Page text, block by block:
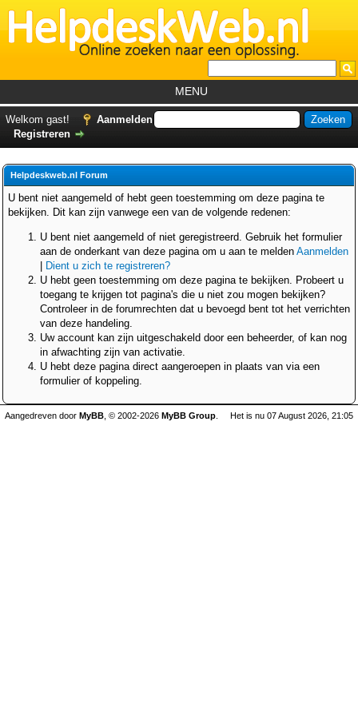
MENU
Helpdesks
Forum
Welkom gast!
Aanmelden
Registreren
Helpdeskweb.nl Forum
U bent niet aangemeld of hebt geen toestemming om deze pagina te
bekijken. Dit kan zijn vanwege een van de volgende redenen:
U bent niet aangemeld of niet geregistreerd. Gebruik het formulier
aan de onderkant van deze pagina om u aan te melden Aanmelden
Dient u zich te registreren?
U hebt geen toestemming om deze pagina te bekijken. Probeert u
toegang te krijgen tot pagina's die u niet zou mogen bekijken?
Controleer in de forumrechten dat u bevoegd bent tot het verrichten
van deze handeling.
Uw account kan zijn uitgeschakeld door een beheerder, of kan nog
in afwachting zijn van activatie.
U hebt deze pagina direct aangeroepen in plaats van via een
formulier of koppeling.
Het is nu 07 August 2026, 21:05
Aangedreven door MyBB , © 2002-2026 MyBB Group